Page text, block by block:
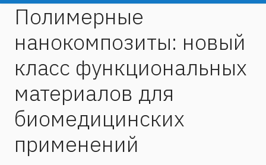
Полимерные
нанокомпозиты: новый
класс функциональных
материалов для
биомедицинских
применений